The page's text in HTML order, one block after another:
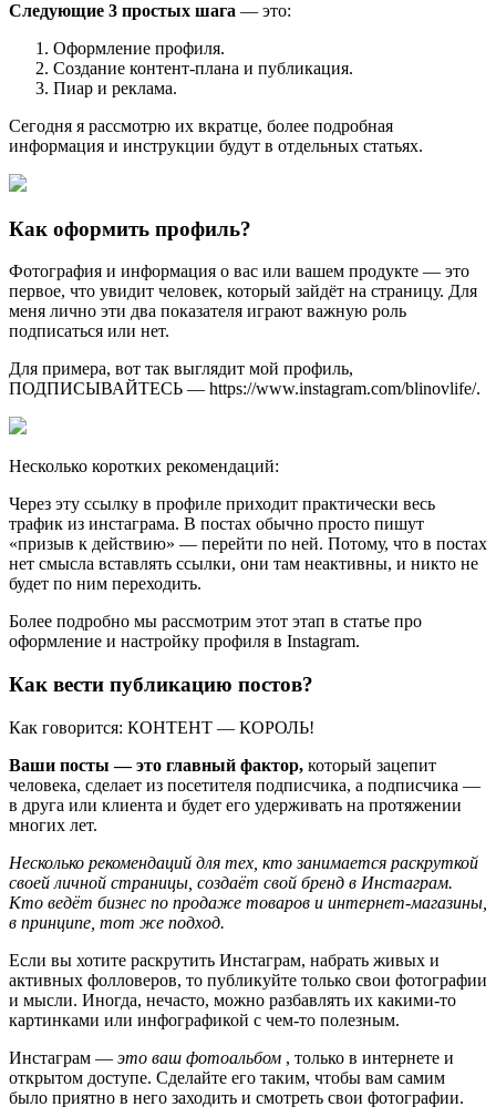
Следующие 3 простых шага — это:
Оформление профиля.
Создание контент-плана и публикация.
Пиар и реклама.
Сегодня я рассмотрю их вкратце, более подробная
информация и инструкции будут в отдельных статьях.
Как оформить профиль?
Фотография и информация о вас или вашем продукте — это
первое, что увидит человек, который зайдёт на страницу. Для
меня лично эти два показателя играют важную роль
подписаться или нет.
Для примера, вот так выглядит мой профиль,
ПОДПИСЫВАЙТЕСЬ — https://www.instagram.com/blinovlife/.
Несколько коротких рекомендаций:
Через эту ссылку в профиле приходит практически весь
трафик из инстаграма. В постах обычно просто пишут
«призыв к действию» — перейти по ней. Потому, что в постах
нет смысла вставлять ссылки, они там неактивны, и никто не
будет по ним переходить.
Более подробно мы рассмотрим этот этап в статье про
оформление и настройку профиля в Instagram.
Как вести публикацию постов?
Как говорится: КОНТЕНТ — КОРОЛЬ!
Ваши посты — это главный фактор, который зацепит
человека, сделает из посетителя подписчика, а подписчика —
в друга или клиента и будет его удерживать на протяжении
многих лет.
Несколько рекомендаций для тех, кто занимается раскруткой
своей личной страницы, создаёт свой бренд в Инстаграм.
Кто ведёт бизнес по продаже товаров и интернет-магазины,
в принципе, тот же подход.
Если вы хотите раскрутить Инстаграм, набрать живых и
активных фолловеров, то публикуйте только свои фотографии
и мысли. Иногда, нечасто, можно разбавлять их какими-то
картинками или инфографикой с чем-то полезным.
Инстаграм — это ваш фотоальбом , только в интернете и
открытом доступе. Сделайте его таким, чтобы вам самим
было приятно в него заходить и смотреть свои фотографии.